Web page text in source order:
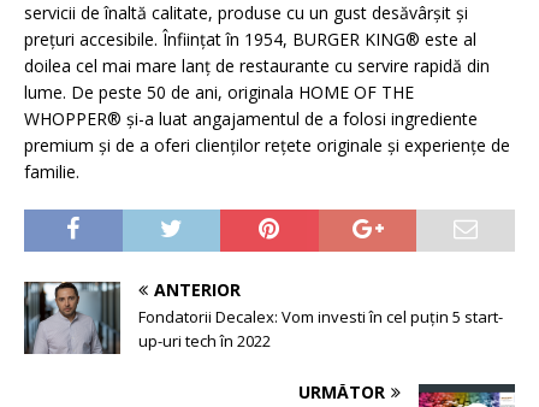
servicii de înaltă calitate, produse cu un gust desăvârșit și
prețuri accesibile. Înființat în 1954, BURGER KING® este al
doilea cel mai mare lanț de restaurante cu servire rapidă din
lume. De peste 50 de ani, originala HOME OF THE
WHOPPER® și-a luat angajamentul de a folosi ingrediente
premium și de a oferi clienților rețete originale și experiențe de
familie.
ANTERIOR
Fondatorii Decalex: Vom investi în cel puțin 5 start-
up-uri tech în 2022
URMĂTOR